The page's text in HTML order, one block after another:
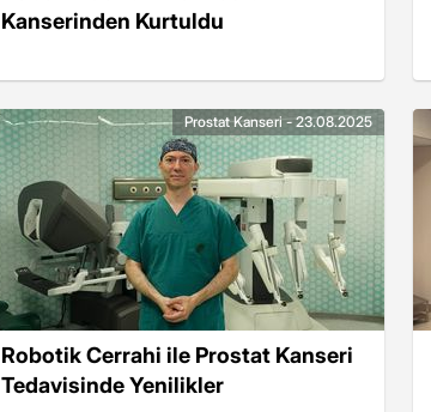
Kanserinden Kurtuldu
Robotik Cerrahi ile Prostat Kanseri
Tedavisinde Yenilikler
Prostat Kanseri - 23.08.2025